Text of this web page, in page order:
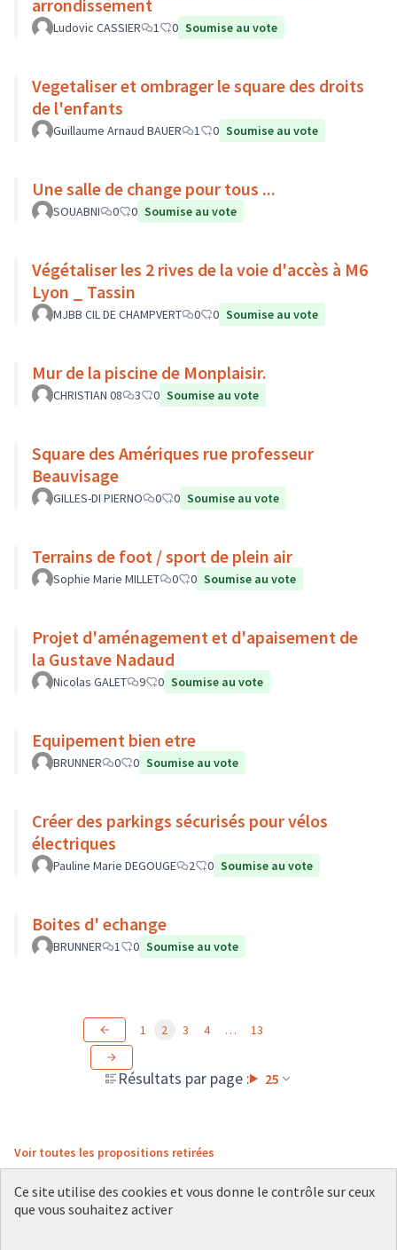
arrondissement
Ludovic CASSIER 1 0 Soumise au vote
Vegetaliser et ombrager le square des droits
de l'enfants
Guillaume Arnaud BAUER 1 0 Soumise au vote
Une salle de change pour tous ...
SOUABNI 0 0 Soumise au vote
Végétaliser les 2 rives de la voie d'accès à M6
Lyon _ Tassin
MJBB CIL DE CHAMPVERT 0 0 Soumise au vote
Mur de la piscine de Monplaisir.
CHRISTIAN 08 3 0 Soumise au vote
Square des Amériques rue professeur
Beauvisage
GILLES-DI PIERNO 0 0 Soumise au vote
Terrains de foot / sport de plein air
Sophie Marie MILLET 0 0 Soumise au vote
Projet d'aménagement et d'apaisement de
la Gustave Nadaud
Nicolas GALET 9 0 Soumise au vote
Equipement bien etre
BRUNNER 0 0 Soumise au vote
Créer des parkings sécurisés pour vélos
électriques
Pauline Marie DEGOUGE 2 0 Soumise au vote
Boites d' echange
BRUNNER 1 0 Soumise au vote
Résultats par page : 25
1 2 3 4 … 13
Voir toutes les propositions retirées
Ce site utilise des cookies et vous donne le contrôle sur ceux
que vous souhaitez activer